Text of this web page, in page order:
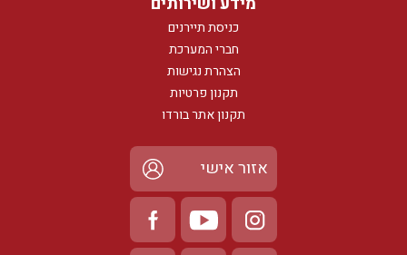
כניסת תיירנים
חברי המערכת
הצהרת נגישות
תקנון פרטיות
תקנון אתר בורדו
אזור אישי